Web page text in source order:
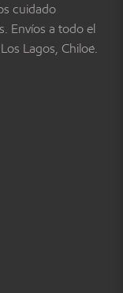
cuidado
Envíos a todo el
Lagos, Chiloé.